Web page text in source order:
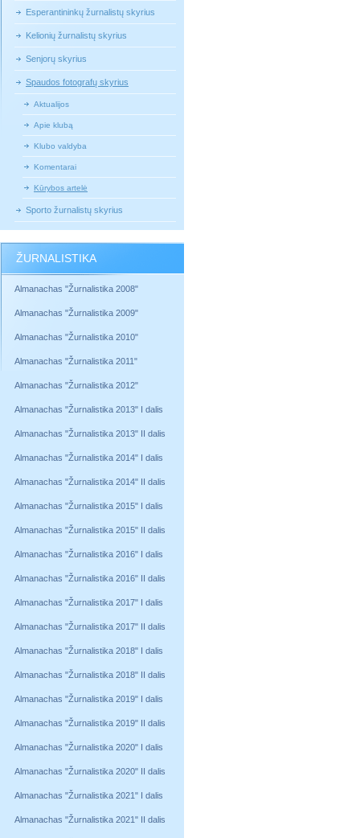
Esperantininkų žurnalistų skyrius
Kelionių žurnalistų skyrius
Senjorų skyrius
Spaudos fotografų skyrius
Aktualijos
Apie klubą
Klubo valdyba
Komentarai
Kūrybos artelė
Sporto žurnalistų skyrius
ŽURNALISTIKA
Almanachas "Žurnalistika 2008"
Almanachas "Žurnalistika 2009"
Almanachas "Žurnalistika 2010"
Almanachas "Žurnalistika 2011"
Almanachas "Žurnalistika 2012"
Almanachas "Žurnalistika 2013" I dalis
Almanachas "Žurnalistika 2013" II dalis
Almanachas "Žurnalistika 2014" I dalis
Almanachas "Žurnalistika 2014" II dalis
Almanachas "Žurnalistika 2015" I dalis
Almanachas "Žurnalistika 2015" II dalis
Almanachas "Žurnalistika 2016" I dalis
Almanachas "Žurnalistika 2016" II dalis
Almanachas "Žurnalistika 2017" I dalis
Almanachas "Žurnalistika 2017" II dalis
Almanachas "Žurnalistika 2018" I dalis
Almanachas "Žurnalistika 2018" II dalis
Almanachas "Žurnalistika 2019" I dalis
Almanachas "Žurnalistika 2019" II dalis
Almanachas "Žurnalistika 2020" I dalis
Almanachas "Žurnalistika 2020" II dalis
Almanachas "Žurnalistika 2021" I dalis
Almanachas "Žurnalistika 2021" II dalis